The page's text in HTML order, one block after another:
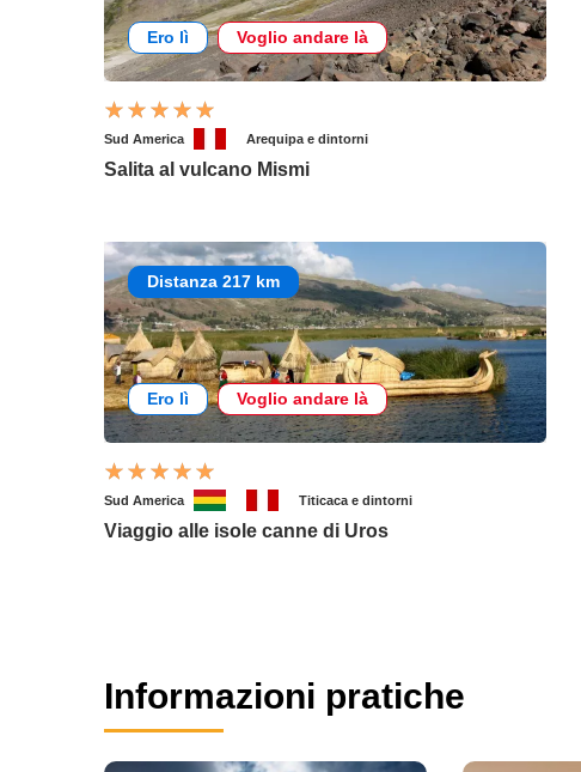
Ero lì Voglio andare là
Sud America Arequipa e dintorni
Salita al vulcano Mismi
Distanza 217 km
Ero lì Voglio andare là
Sud America Titicaca e dintorni
Viaggio alle isole canne di Uros
Informazioni pratiche